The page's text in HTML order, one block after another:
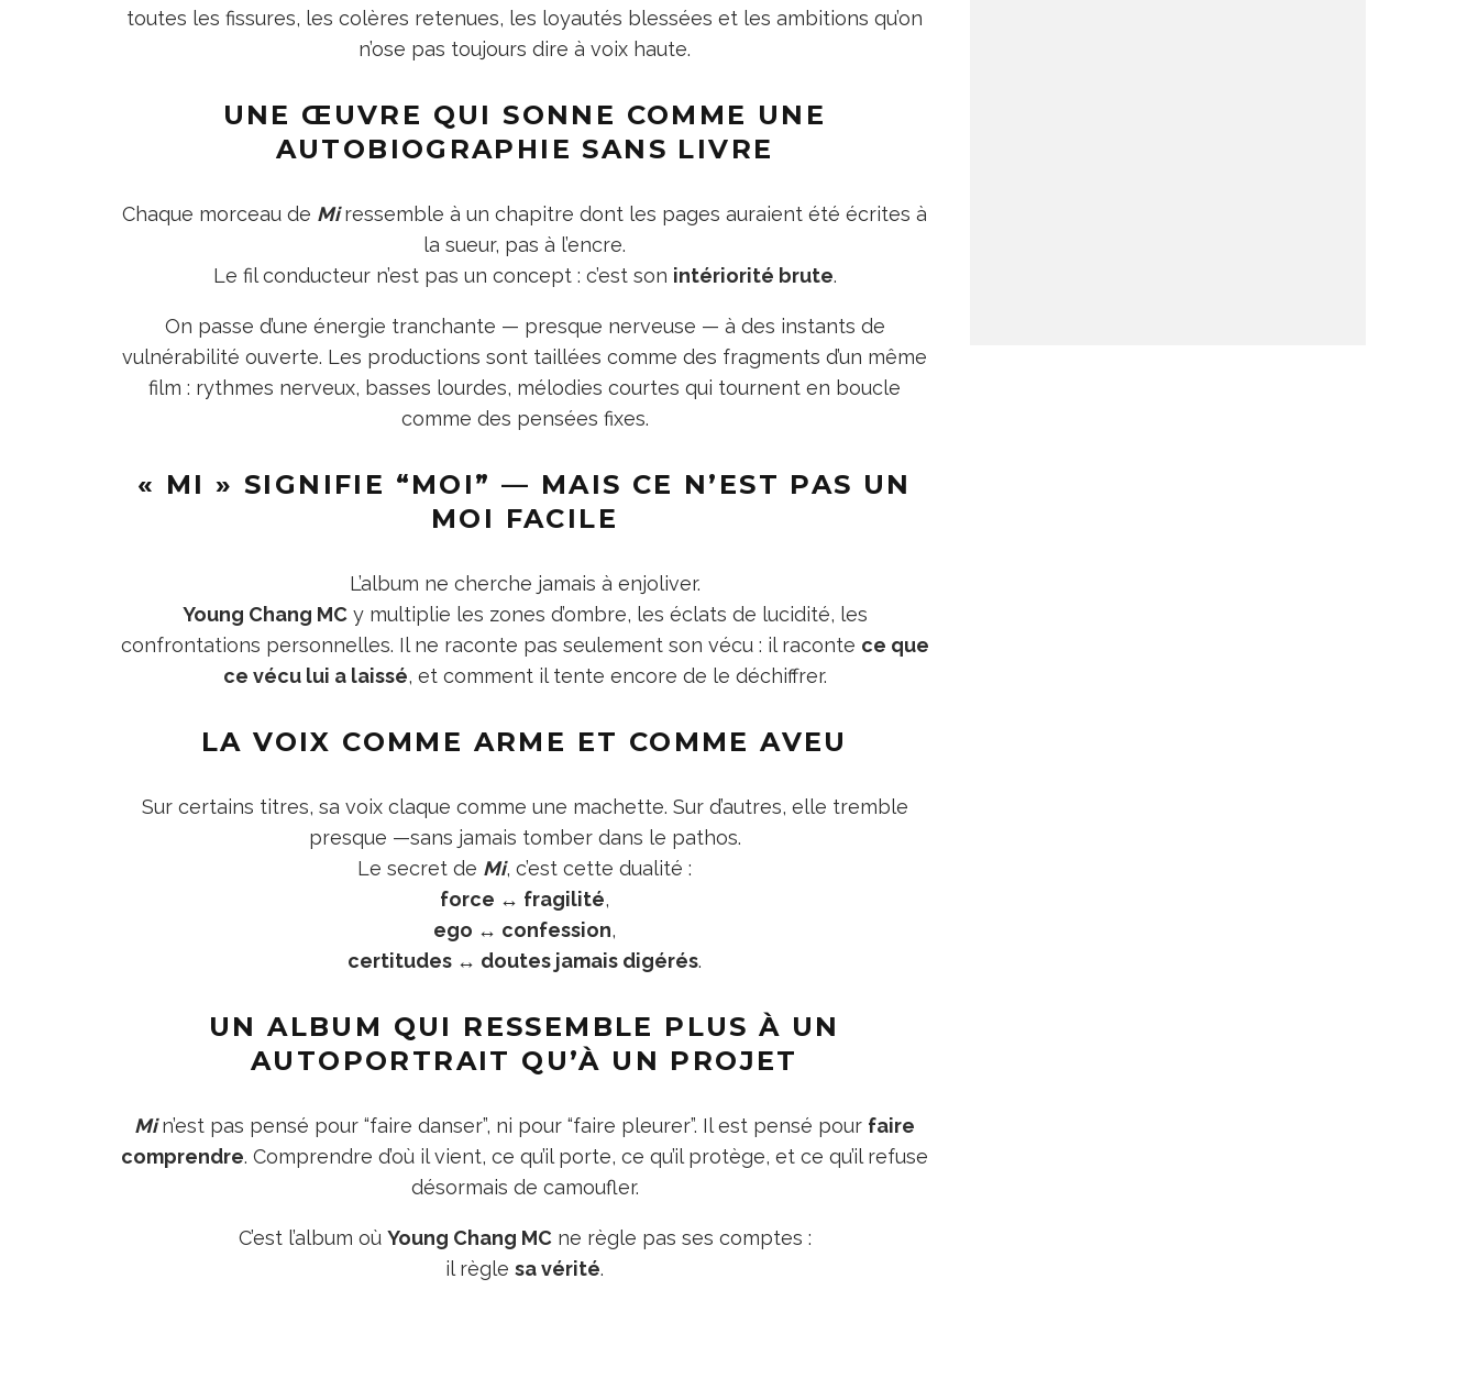
toutes les fissures, les colères retenues, les loyautés blessées et les ambitions qu’on
n’ose pas toujours dire à voix haute.
UNE ŒUVRE QUI SONNE COMME UNE
AUTOBIOGRAPHIE SANS LIVRE
Chaque morceau de Mi ressemble à un chapitre dont les pages auraient été écrites à
la sueur, pas à l’encre.
Le fil conducteur n’est pas un concept : c’est son intériorité brute.
On passe d’une énergie tranchante — presque nerveuse — à des instants de
vulnérabilité ouverte. Les productions sont taillées comme des fragments d’un même
film : rythmes nerveux, basses lourdes, mélodies courtes qui tournent en boucle
comme des pensées fixes.
« MI » SIGNIFIE “MOI” — MAIS CE N’EST PAS UN
MOI FACILE
L’album ne cherche jamais à enjoliver.
Young Chang MCy multiplie les zones d’ombre, les éclats de lucidité, les
confrontations personnelles. Il ne raconte pas seulement son vécu : il raconte ce que
ce vécu lui a laissé, et comment il tente encore de le déchiffrer.
LA VOIX COMME ARME ET COMME AVEU
Sur certains titres, sa voix claque comme une machette. Sur d’autres, elle tremble
presque —sans jamais tomber dans le pathos.
Le secret de Mi, c’est cette dualité :
force ↔ fragilité,
ego ↔ confession,
certitudes ↔ doutes jamais digérés.
UN ALBUM QUI RESSEMBLE PLUS À UN
AUTOPORTRAIT QU’À UN PROJET
Mi n’est pas pensé pour “faire danser”, ni pour “faire pleurer”. Il est pensé pour faire
comprendre. Comprendre d’où il vient, ce qu’il porte, ce qu’il protège, et ce qu’il refuse
désormais de camoufler.
C’est l’album où Young Chang MCne règle pas ses comptes :
il règle sa vérité.